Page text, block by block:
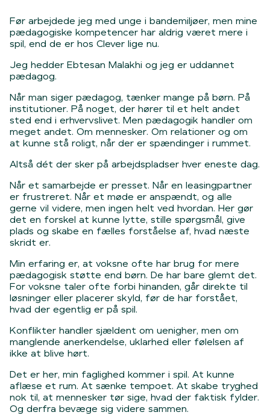
Før arbejdede jeg med unge i bandemiljøer, men mine
pædagogiske kompetencer har aldrig været mere i
spil, end de er hos Clever lige nu.
Jeg hedder Ebtesan Malakhi og jeg er uddannet
pædagog.
Når man siger pædagog, tænker mange på børn. På
institutioner. På noget, der hører til et helt andet
sted end i erhvervslivet. Men pædagogik handler om
meget andet. Om mennesker. Om relationer og om
at kunne stå roligt, når der er spændinger i rummet.
Altså dét der sker på arbejdspladser hver eneste dag.
Når et samarbejde er presset. Når en leasingpartner
er frustreret. Når et møde er anspændt, og alle
gerne vil videre, men ingen helt ved hvordan. Her gør
det en forskel at kunne lytte, stille spørgsmål, give
plads og skabe en fælles forståelse af, hvad næste
skridt er.
Min erfaring er, at voksne ofte har brug for mere
pædagogisk støtte end børn. De har bare glemt det.
For voksne taler ofte forbi hinanden, går direkte til
løsninger eller placerer skyld, før de har forstået,
hvad der egentlig er på spil.
Konflikter handler sjældent om uenigher, men om
manglende anerkendelse, uklarhed eller følelsen af
ikke at blive hørt.
Det er her, min faglighed kommer i spil. At kunne
aflæse et rum. At sænke tempoet. At skabe tryghed
nok til, at mennesker tør sige, hvad der faktisk fylder.
Og derfra bevæge sig videre sammen.